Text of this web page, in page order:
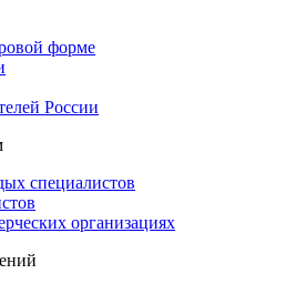
форме
России
специалистов
организациях